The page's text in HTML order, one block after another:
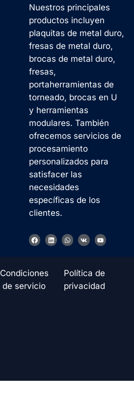
Nuestros principales
productos incluyen
plaquitas de metal duro,
fresas de metal duro,
brocas de metal duro,
fresas,
portaherramientas de
torneado, brocas en U
y herramientas
modulares. También
ofrecemos servicios de
procesamiento
personalizados para
satisfacer las
necesidades
específicas de los
clientes.
F
a
o
L
i
W
h
a
p
V
k
Y
o
b
e
Condiciones
de servicio
Política de
privacidad